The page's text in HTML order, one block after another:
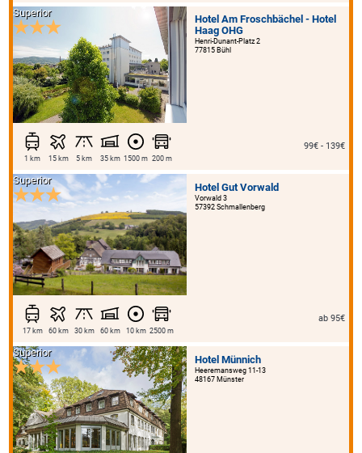
Hotel Am Froschbächel - Hotel
Haag OHG
Henri-Dunant-Platz 2
77815 Bühl
Superior
1 km 15 km 5 km 35 km 1500 m 200 m
99€ - 139€
Hotel Gut Vorwald
Vorwald 3
57392 Schmallenberg
Superior
17 km 60 km 30 km 60 km 10 km 2500 m
ab 95€
Hotel Münnich
Heeremansweg 11-13
48167 Münster
Superior